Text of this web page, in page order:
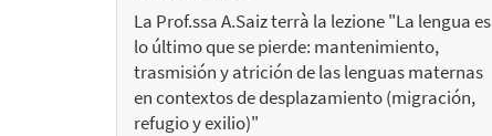
La Prof.ssa A.Saiz terrà la lezione "La lengua es
lo último que se pierde: mantenimiento,
trasmisión y atrición de las lenguas maternas
en contextos de desplazamiento (migración,
refugio y exilio)"